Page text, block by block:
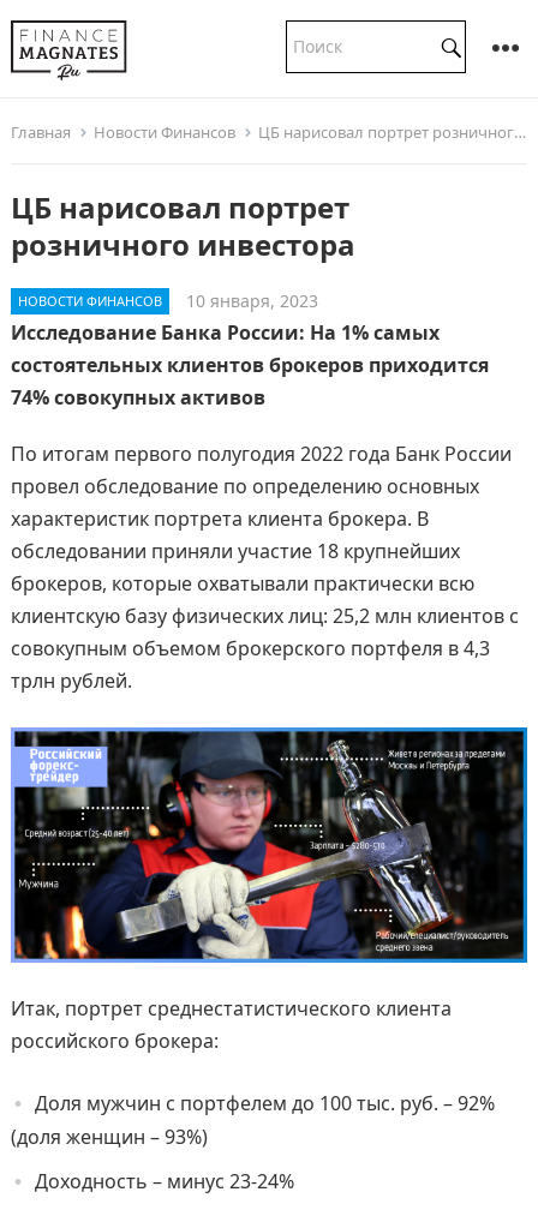
Главная Новости Финансов ЦБ нарисовал портрет розничного инвестора
ЦБ нарисовал портрет
розничного инвестора
НОВОСТИ ФИНАНСОВ 10 января, 2023
Исследование Банка России: На 1% самых
состоятельных клиентов брокеров приходится
74% совокупных активов
По итогам первого полугодия 2022 года Банк России
провел обследование по определению основных
характеристик портрета клиента брокера. В
обследовании приняли участие 18 крупнейших
брокеров, которые охватывали практически всю
клиентскую базу физических лиц: 25,2 млн клиентов с
совокупным объемом брокерского портфеля в 4,3
трлн рублей.
Итак, портрет среднестатистического клиента
российского брокера:
Доля мужчин с портфелем до 100 тыс. руб. – 92%
(доля женщин – 93%)
Доходность – минус 23-24%